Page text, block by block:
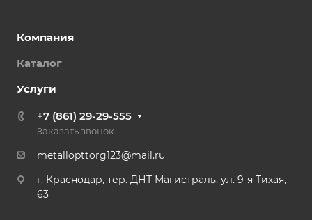
Компания
Каталог
Услуги
+7 (861) 29-29-555
Заказать звонок
metallopttorg123@mail.ru
г. Краснодар, тер. ДНТ Магистраль, ул. 9-я Тихая,
63